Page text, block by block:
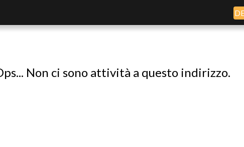
Non ci sono attività a questo indirizzo.